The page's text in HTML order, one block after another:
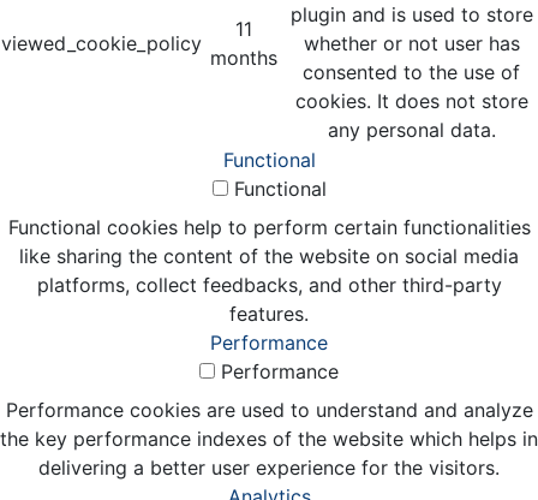
viewed_cookie_policy
11
months
plugin and is used to store
whether or not user has
consented to the use of
cookies. It does not store
any personal data.
Functional
Functional
Functional cookies help to perform certain functionalities
like sharing the content of the website on social media
platforms, collect feedbacks, and other third-party
features.
Performance
Performance
Performance cookies are used to understand and analyze
the key performance indexes of the website which helps in
delivering a better user experience for the visitors.